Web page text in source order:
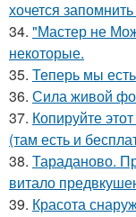
хочется
34. "Мастер не
некоторые.
35. Теперь мы
36. Сила живой
37. Копируйте
(там есть и
38. Тараданово.
витало
39. Красота